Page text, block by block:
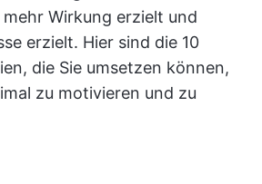
Wirkung erzielt und
erzielt. Hier sind die 10
die Sie umsetzen können,
zu motivieren und zu